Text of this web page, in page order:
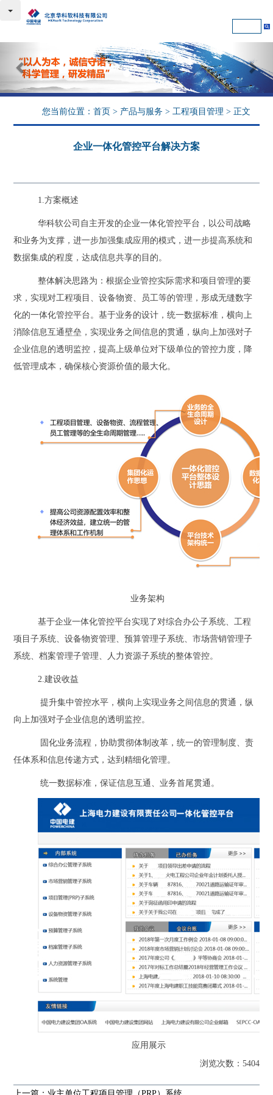
您当前位置： 首页> 产品与服务 > 工程项目管理 > 正文
企业一体化管控平台解决方案
1.方案概述
华科软公司自主开发的企业一体化管控平台，以公司战略
和业务为支撑，进一步加强集成应用的模式，进一步提高系统和
数据集成的程度，达成信息共享的目的。
整体解决思路为：根据企业管控实际需求和项目管理的要
求，实现对工程项目、设备物资、员工等的管理，形成无缝数字
化的一体化管控平台。基于业务的设计，统一数据标准，横向上
消除信息互通壁垒，实现业务之间信息的贯通，纵向上加强对子
企业信息的透明监控，提高上级单位对下级单位的管控力度，降
低管理成本，确保核心资源价值的最大化。
业务架构
基于企业一体化管控平台实现了对综合办公子系统、工程
项目子系统、设备物资管理、预算管理子系统、市场营销管理子
系统、档案管理子管理、人力资源子系统的整体管控。
2.建设收益
提升集中管控水平，横向上实现业务之间信息的贯通，纵
向上加强对子企业信息的透明监控。
固化业务流程，协助贯彻体制改革，统一的管理制度、责
任体系和信息传递方式，达到精细化管理。
统一数据标准，保证信息互通、业务首尾贯通。
应用展示
浏览次数：5404
上一篇：业主单位工程项目管理（PRP）系统